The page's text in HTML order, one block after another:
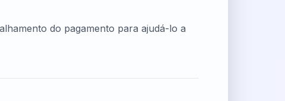
do pagamento para ajudá-lo a